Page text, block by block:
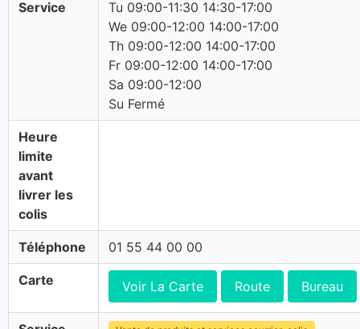
Service
Tu 09:00-11:30 14:30-17:00
We 09:00-12:00 14:00-17:00
Th 09:00-12:00 14:00-17:00
Fr 09:00-12:00 14:00-17:00
Sa 09:00-12:00
Su Fermé
Heure
limite
avant
livrer les
colis
Téléphone 01 55 44 00 00
Carte Voir La Carte Route Bureau